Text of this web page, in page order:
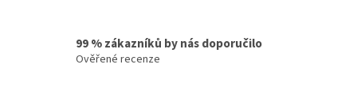
99 % zákazníků by nás doporučilo
Ověřené recenze